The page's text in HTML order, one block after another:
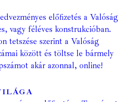
előfizetés a Valóság
vagy féléves konstrukcióban.
tetszése szerint a Valóság
között és töltse le bármely
akár azonnal, online!